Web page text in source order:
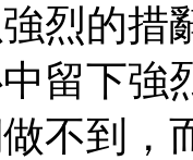
烈的措
留下強
不到，